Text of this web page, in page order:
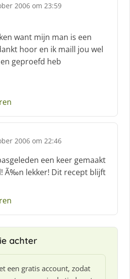
2006 om 23:59
want mijn man is een
hoor en ik maill jou wel
geproefd heb
2006 om 22:46
een keer gemaakt
Ã‰n lekker! Dit recept blijft
achter
een gratis account, zodat